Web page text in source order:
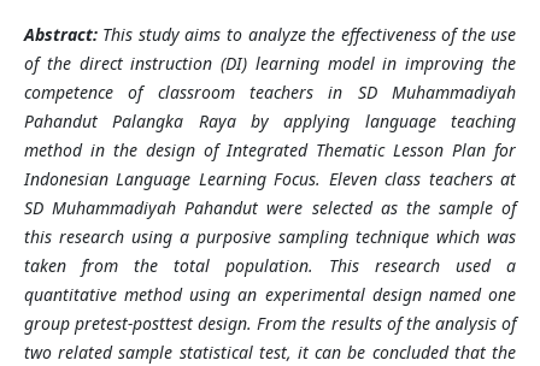
Abstract: This study aims to analyze the effectiveness of the use
of the direct instruction(DI) learning model in improving the
competence of classroom teachers in SD Muhammadiyah
Pahandut Palangka Raya by applying language teaching
method in the design of Integrated Thematic Lesson Plan for
Indonesian Language Learning Focus. Eleven class teachers at
SD Muhammadiyah Pahandut were selected as the sample of
this research using a purposive sampling technique which was
taken from the total population. This research used a
quantitative method using an experimental design named one
group pretest-posttest design. From the results of the analysis of
two related sample statistical test, it can be concluded that the